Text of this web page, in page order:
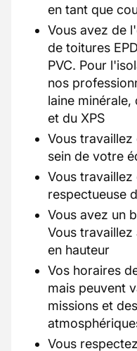
en tant que
Vous avez de
de toitures
PVC. Pour
nos
laine minérale,
et du XPS
Vous
sein de votre
Vous
respectueuse
Vous avez un
Vous
en hauteur
Vos horaires
mais peuvent
missions et
Vous